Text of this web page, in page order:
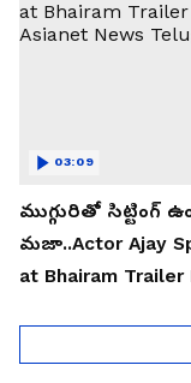
ముగ్గురితో సిట్టింగ్
మజా..Actor Ajay
at Bhairam Trailer Event |
03:09